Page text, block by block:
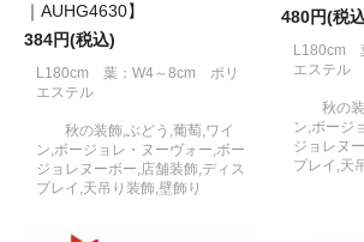
｜AUHG4630】
384円(税込)
L180cm 葉：W4～8cm ポリ
エステル
秋の装飾,ぶどう,葡萄,ワイ
ン,ボージョレ・ヌーヴォー,ボー
ジョレヌーボー,店舗装飾,ディス
プレイ,天吊り装飾,壁飾り
480円(税
L180cm
エステル
秋の装
ン,ボージ
ジョレヌ
プレイ,天